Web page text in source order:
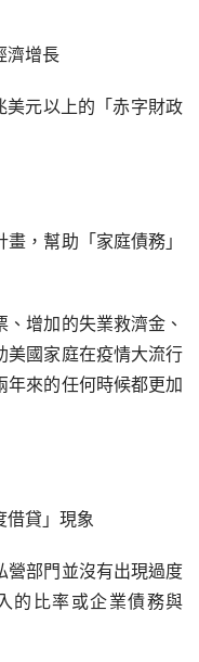
濟增長
元以上的「赤字財政
，幫助「家庭債務」
增加的失業救濟金、
美國家庭在疫情大流行
年來的任何時候都更加
借貸」現象
營部門並沒有出現過度
的比率或企業債務與